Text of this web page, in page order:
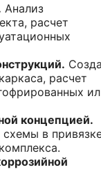
Анализ
расчет
расчет
концепцией.
схемы в